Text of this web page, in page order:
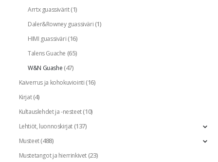
Arrtx guassivärit(1)
Daler&Rowney guassiväri(1)
HIMI guassiväri(16)
Talens Guache (65)
W&N Guashe(47)
Kaiverrus ja kohokuviointi(16)
Kirjat(4)
Kultauslehdet ja -nesteet(10)
Lehtiöt, luonnoskirjat(137)
Musteet(488)
Mustetangot ja hierrinkivet(23)